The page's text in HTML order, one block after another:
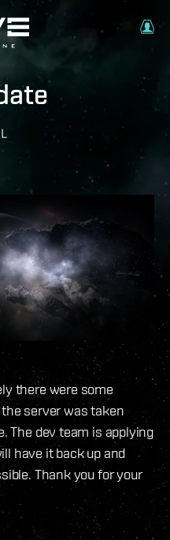
there were some
server was taken
The dev team is applying
have it back up and
Thank you for your